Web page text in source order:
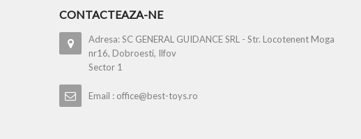
CONTACTEAZA-NE
Adresa: SC GENERAL GUIDANCE SRL - Str. Locotenent Moga
nr16, Dobroesti, Ilfov
Sector 1
Email : office@best-toys.ro